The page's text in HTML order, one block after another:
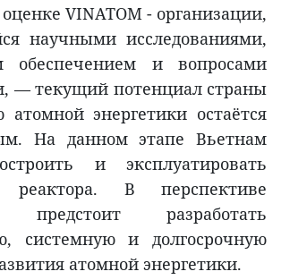
VINATOM - организации,
научными исследованиями,
обеспечением и вопросами
— текущий потенциал страны
энергетики остаётся
На данном этапе Вьетнам
и эксплуатировать
В перспективе
предстоит разработать
системную и долгосрочную
атомной энергетики.